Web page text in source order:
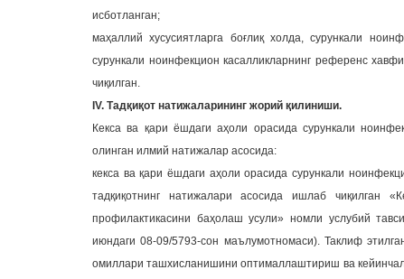
исботланган;
маҳаллий хусусиятларга боғлиқ холда, сурункали
сурункали ноинфекцион касалликларнинг референс
чиқилган.
IV. Тадқиқот натижаларининг жорий қилиниши.
Кекса ва қари ёшдаги аҳоли орасида сурункали
олинган илмий натижалар асосида:
кекса ва қари ёшдаги аҳоли орасида сурункали
тадқиқотнинг натижалари асосида ишлаб чиқилган
профилактикасини баҳолаш усули» номли услубий
июндаги 08-09/5793-сон маълумотномаси). Таклиф
омиллари ташхисланишини оптималлаштириш ва